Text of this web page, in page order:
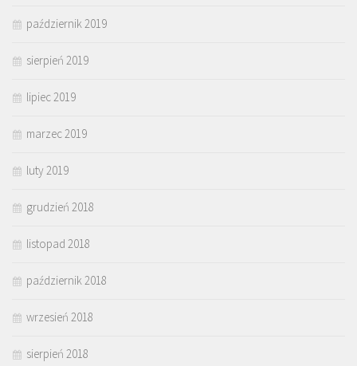
październik 2019
sierpień 2019
lipiec 2019
marzec 2019
luty 2019
grudzień 2018
listopad 2018
październik 2018
wrzesień 2018
sierpień 2018